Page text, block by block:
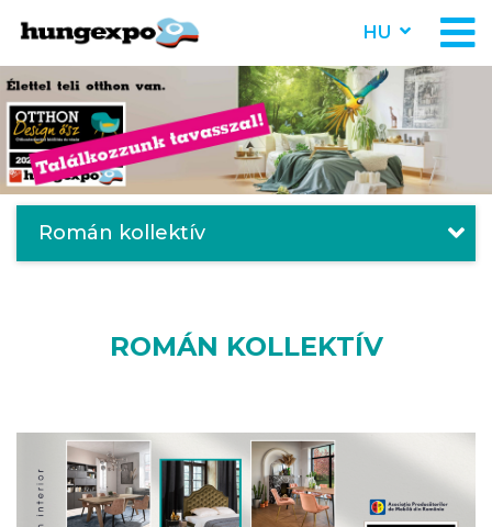
HU
Román kollektív
ROMÁN KOLLEKTÍV